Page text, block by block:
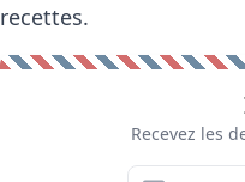
recettes.
Recevez les